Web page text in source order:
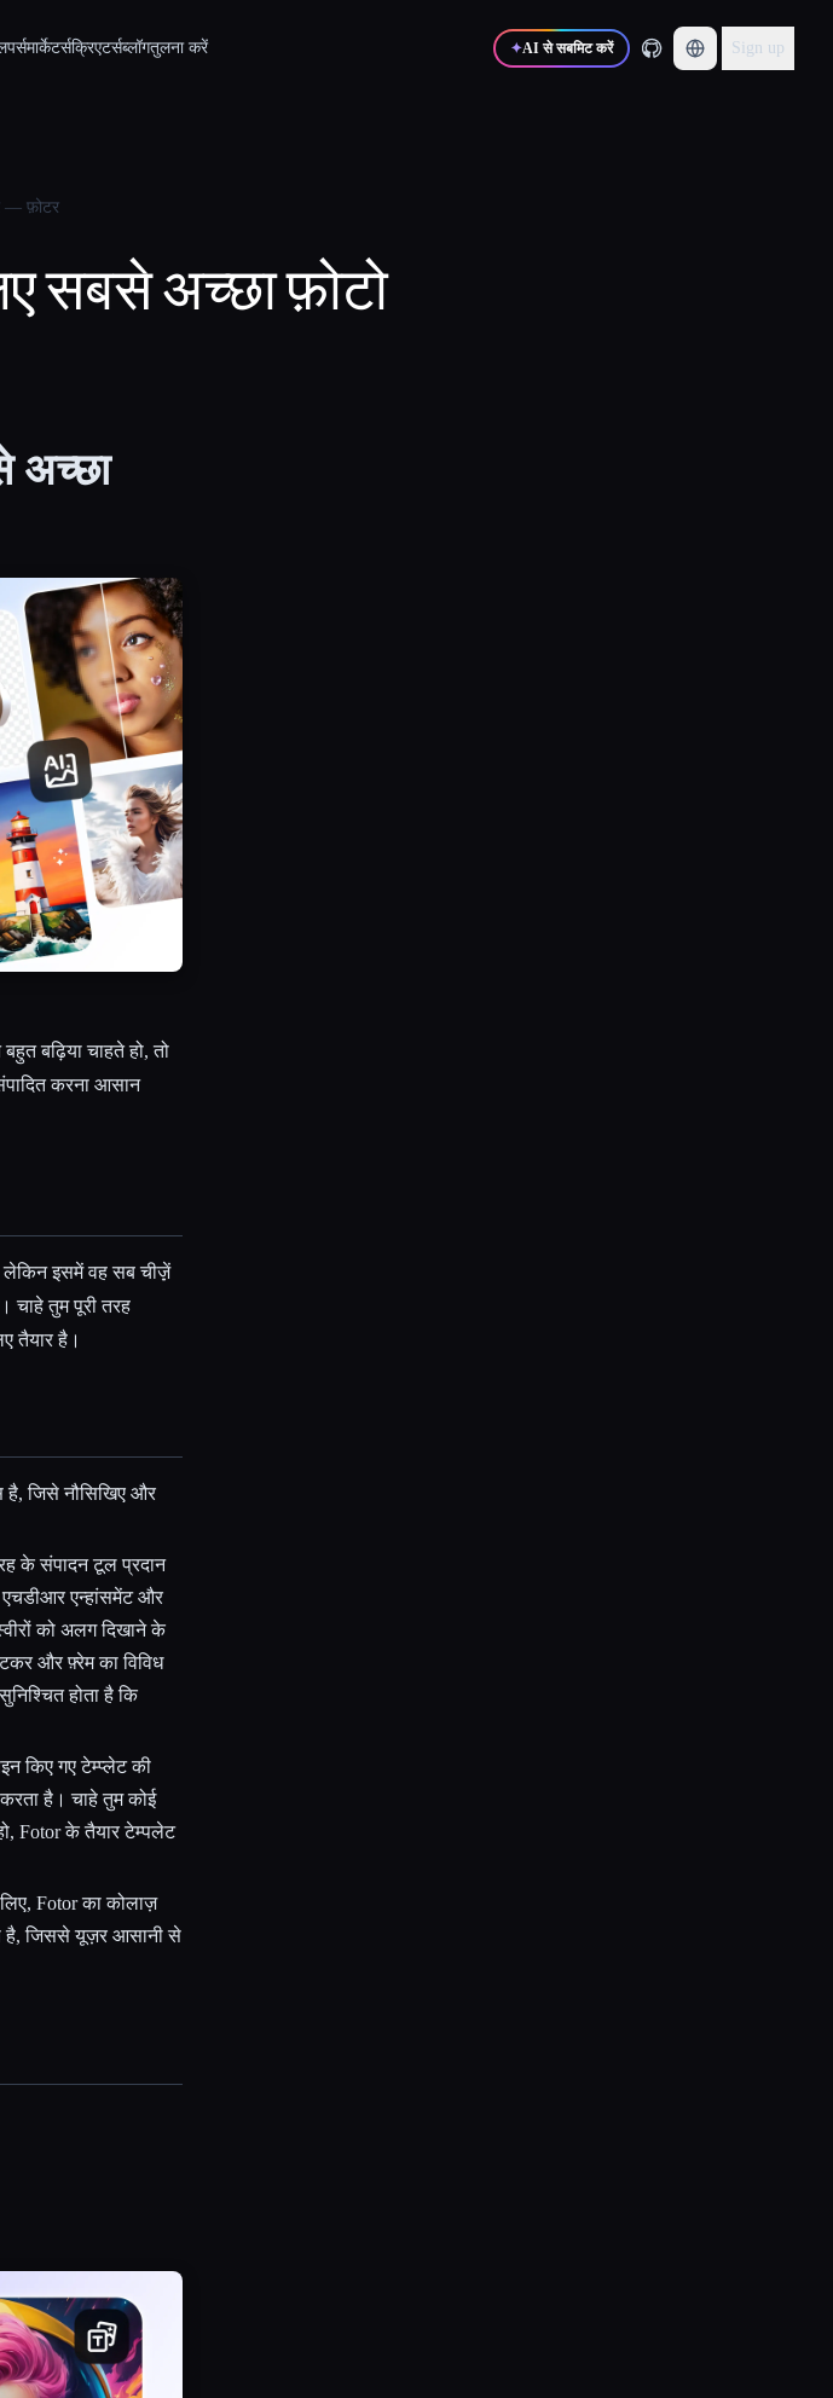
मार्केटर्सक्रिएटर्सब्लॉगतुलना करें ✦AI से सबमिट करें Sign up
— फ़ोटर
सबसे अच्छा फ़ोटो
अच्छा
बढ़िया चाहते हो, तो
करना आसान
लेकिन इसमें वह सब चीज़़ें
चाहे तुम पूरी तरह
तैयार है।
जिसे नौसिखिए और
के संपादन टूल प्रदान
एन्हांसमेंट और
को अलग दिखाने के
और फ़्रेम का विविध
होता है कि
किए गए टेम्प्लेट की
है। चाहे तुम कोई
Fotor के तैयार टेम्पलेट
Fotor का कोलाज़
है, जिससे यूज़र आसानी से